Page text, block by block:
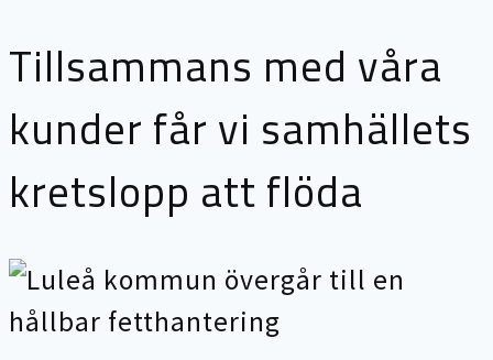
Tillsammans med våra
kunder får vi samhällets
kretslopp att flöda